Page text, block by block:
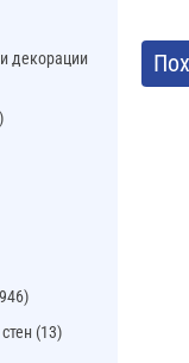
декорации
(13)